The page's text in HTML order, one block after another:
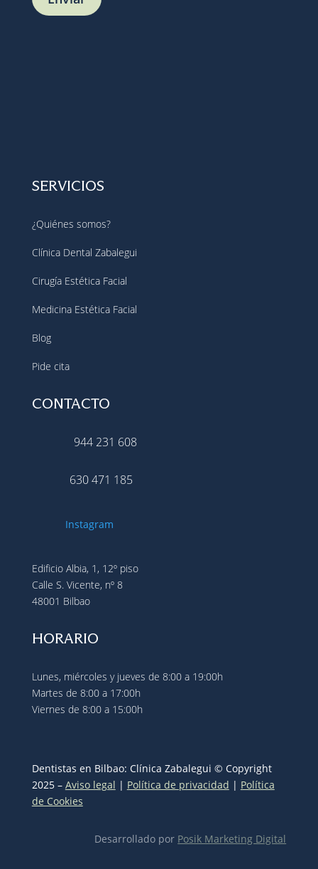
SERVICIOS
¿Quiénes somos?
Clínica Dental Zabalegui
Cirugía Estética Facial
Medicina Estética Facial
Blog
Pide cita
CONTACTO
944 231 608
630 471 185
Instagram
Edificio Albia, 1, 12º piso
Calle S. Vicente, nº 8
48001 Bilbao
HORARIO
Lunes, miércoles y jueves de 8:00 a 19:00h
Martes de 8:00 a 17:00h
Viernes de 8:00 a 15:00h
Dentistas en Bilbao: Clínica Zabalegui © Copyright
2025 – Aviso legal | Política de privacidad | Política
de Cookies
Desarrollado por Posik Marketing Digital